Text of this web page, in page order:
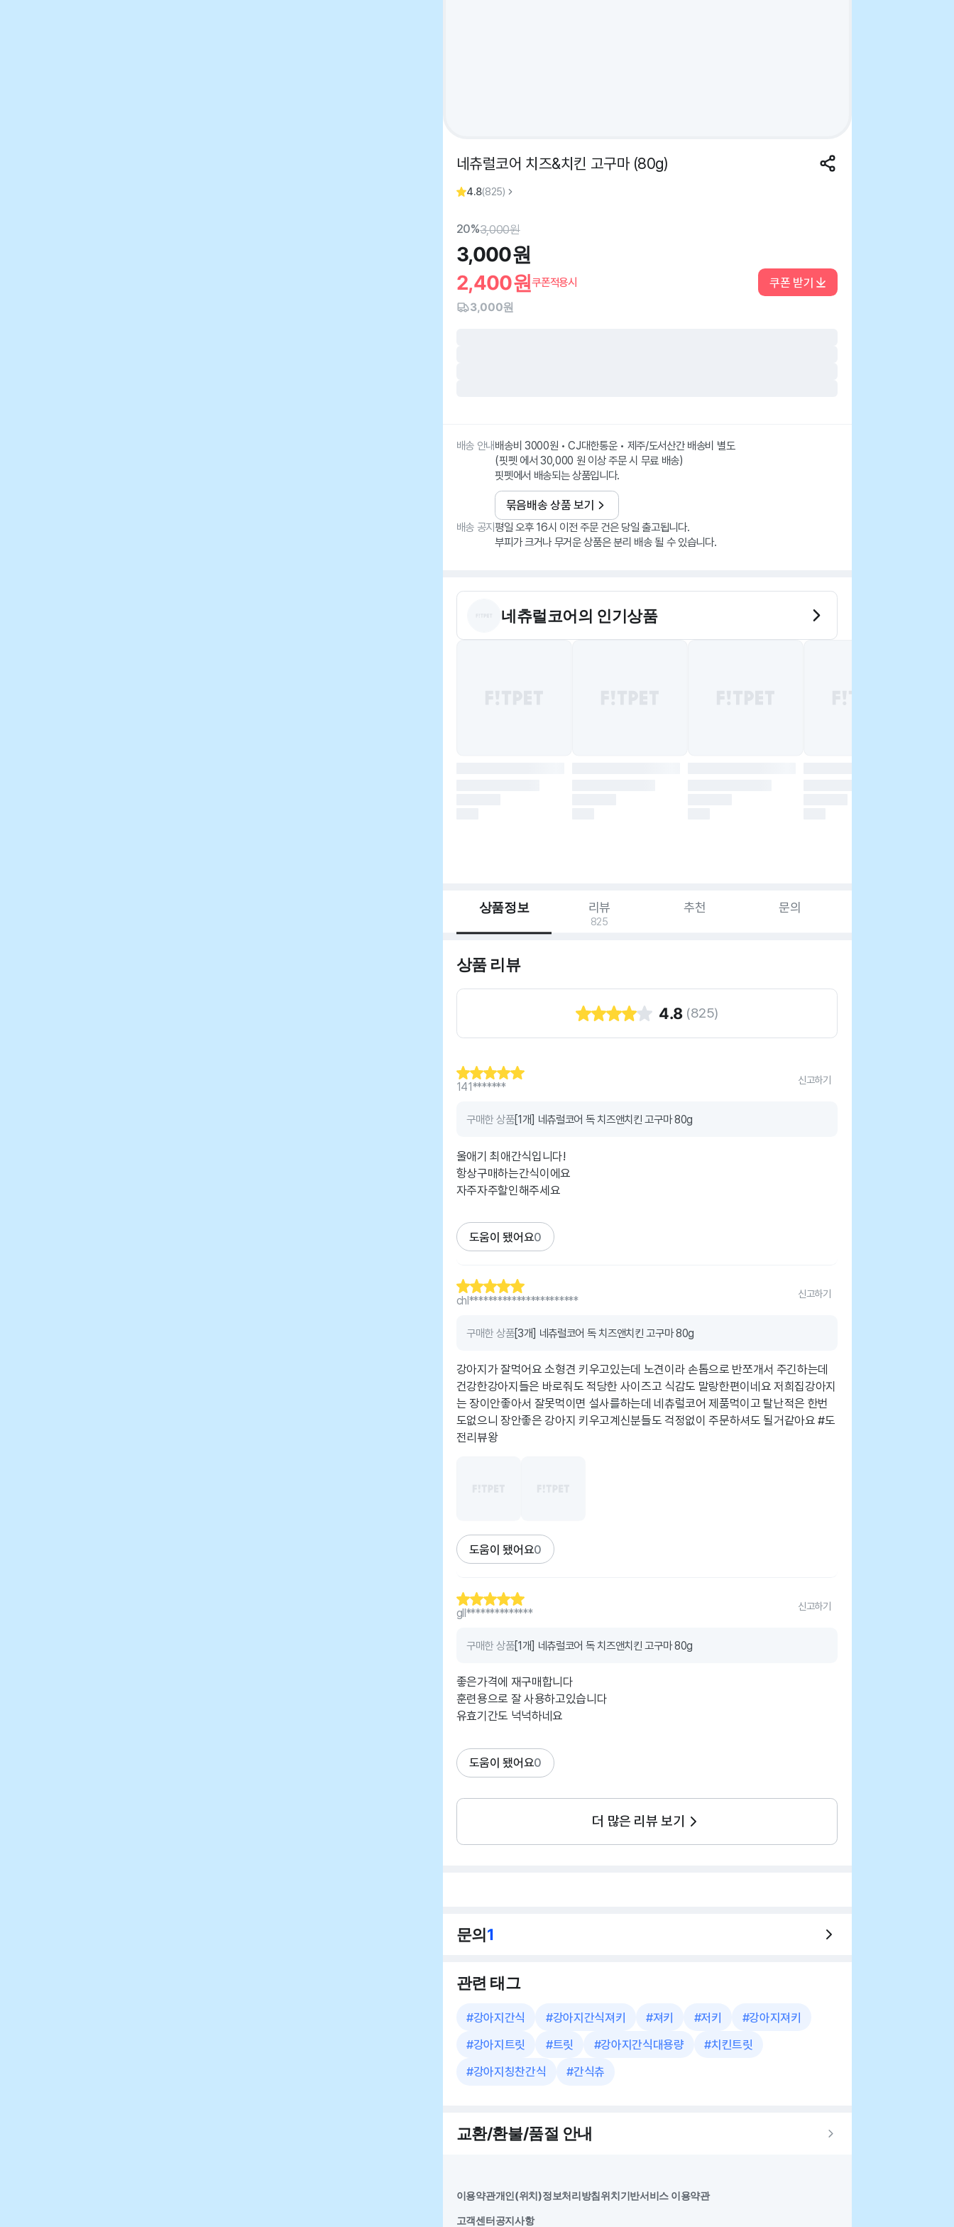
네츄럴코어 치즈&치킨 고구마 (80g)
4.8(825)
20%3,000원
3,000원
2,400원쿠폰적용시 쿠폰 받기
3,000원
배송 안내배송비 3000원 • CJ대한통운 • 제주/도서산간 배송비 별도
(핏펫 에서 30,000 원 이상 주문 시 무료 배송)
핏펫에서 배송되는 상품입니다.
묶음배송 상품 보기
배송 공지평일 오후 16시 이전 주문 건은 당일 출고됩니다.
부피가 크거나 무거운 상품은 분리 배송 될 수 있습니다.
네츄럴코어의 인기상품
상품정보 리뷰
825
추천 문의
상품 리뷰
4.8 (825)
141*******
신고하기
구매한 상품[1개] 네츄럴코어 독 치즈앤치킨 고구마 80g
울애기 최애간식입니다!
항상구매하는간식이에요
자주자주할인해주세요
도움이 됐어요0
chl***********************
신고하기
구매한 상품[3개] 네츄럴코어 독 치즈앤치킨 고구마 80g
강아지가 잘먹어요 소형견 키우고있는데 노견이라 손톱으로 반쪼개서 주긴하는데
건강한강아지들은 바로줘도 적당한 사이즈고 식감도 말랑한편이네요 저희집강아지
는 장이안좋아서 잘못먹이면 설사를하는데 네츄럴코어 제품먹이고 탈난적은 한번
도없으니 장안좋은 강아지 키우고계신분들도 걱정없이 주문하셔도 될거같아요 #도
전리뷰왕
도움이 됐어요0
gll**************
신고하기
구매한 상품[1개] 네츄럴코어 독 치즈앤치킨 고구마 80g
좋은가격에 재구매합니다
훈련용으로 잘 사용하고있습니다
유효기간도 넉넉하네요
도움이 됐어요0
더 많은 리뷰 보기
문의1
관련 태그
#강아지간식 #강아지간식져키 #져키 #저키 #강아지져키
#강아지트릿 #트릿 #강아지간식대용량 #치킨트릿
#강아지칭찬간식 #간식츄
교환/환불/품절 안내
이용약관개인(위치)정보처리방침위치기반서비스 이용약관
고객센터공지사항